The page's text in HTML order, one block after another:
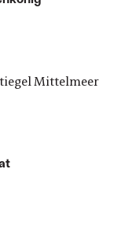
Mittelmeer